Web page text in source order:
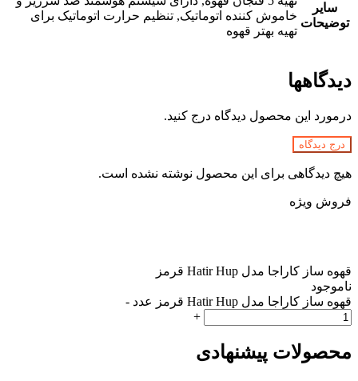
سایر
توضیحات
خاموش کننده اتوماتیک, تنظیم حرارت اتوماتیک برای
تهیه بهتر قهوه
دیدگاهها
درمورد این محصول دیدگاه درج کنید.
درج دیدگاه
هیچ دیدگاهی برای این محصول نوشته نشده است.
فروش ویژه
قهوه ساز کاراجا مدل Hatir Hup قرمز
ناموجود
قهوه ساز کاراجا مدل Hatir Hup قرمز عدد
-
+
محصولات پیشنهادی